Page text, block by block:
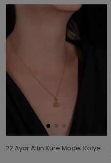
22 Ayar Altın Küre Model Kolye